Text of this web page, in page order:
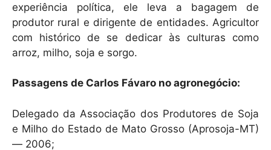
experiência política, ele leva a bagagem de
produtor rural e dirigente de entidades. Agricultor
com histórico de se dedicar às culturas como
arroz, milho, soja e sorgo.
Passagens de Carlos Fávaro no agronegócio:
Delegado da Associação dos Produtores de Soja
e Milho do Estado de Mato Grosso (Aprosoja-MT)
— 2006;